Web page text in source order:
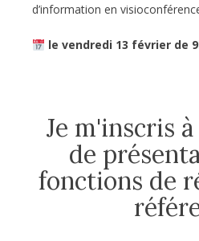
d’information en
le vendredi 13 février de
Je m'inscris
de
fonctions de